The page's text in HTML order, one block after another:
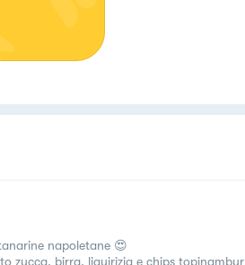
napoletane 😍
zucca, birra, liquirizia e chips topinambur